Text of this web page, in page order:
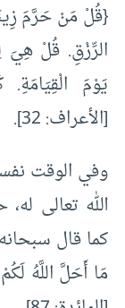
{قُلْ مَنْ حَرَّمَ
الرِّزْقِ. قُلْ هِيَ
يَوْمَ
[الأعراف: 32].
وفي الوقت
الله تعالى
كما قال
مَا أَحَلَّ اللَّهُ